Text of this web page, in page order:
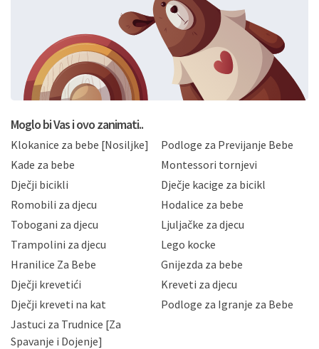
komunikacije na Vaš upit poslan kroz kontakt obrazac.
Radi se o dobrovoljnom davanju podataka te ovu
Izjavu niste dužni prihvatiti odnosno niste dužni unositi
svoje osobne podatke u jednu od prijavnih
formi/obrazaca dostupnih na ovim web stranicama.
BRO'N BRO d.o.o. će s Vašim osobnim podacima
postupati sukladno Općoj uredbi o zaštiti podataka
privatnosti i kolačića koju možete pročitati ovdje i
Hrvatske, a uvijek uz primjenu odgovarajućih tehničkih i
sigurnosnih mjera zaštite osobnih podataka od
neovlaštenog pristupa, zlouporabe, otkrivanja,
gubitka ili uništenja. Mae.hr štiti privatnost svojih
korisnika i posjetitelja web stranica, čuva povjerljivost
Vaših osobnih podataka te omogućava pristup i
priopćavanje osobnih podataka samo onim svojim
zaposlenicima kojima su isti potrebni radi provedbe
slučajevima koji su dozvoljeni zakonima. Napominjemo
da možete u svako doba, u potpunosti ili djelomice,
zatražiti prestanak aktivnosti obrade Vaših osobnih
podataka. Opoziv privole možete podnijeti poštom na
gore navedenu adresu ili e-mailom na adresu:
Moglo bi Vas i ovo zanimati..
Klokanice za bebe [Nosiljke]
Podloge za Previjanje Bebe
Kade za bebe
Montessori tornjevi
Dječji bicikli
Dječje kacige za bicikl
Romobili za djecu
Hodalice za bebe
Tobogani za djecu
Ljuljačke za djecu
Trampolini za djecu
Lego kocke
Hranilice Za Bebe
Gnijezda za bebe
Dječji krevetići
Kreveti za djecu
Dječji kreveti na kat
Podloge za Igranje za Bebe
Jastuci za Trudnice [Za
Spavanje i Dojenje]